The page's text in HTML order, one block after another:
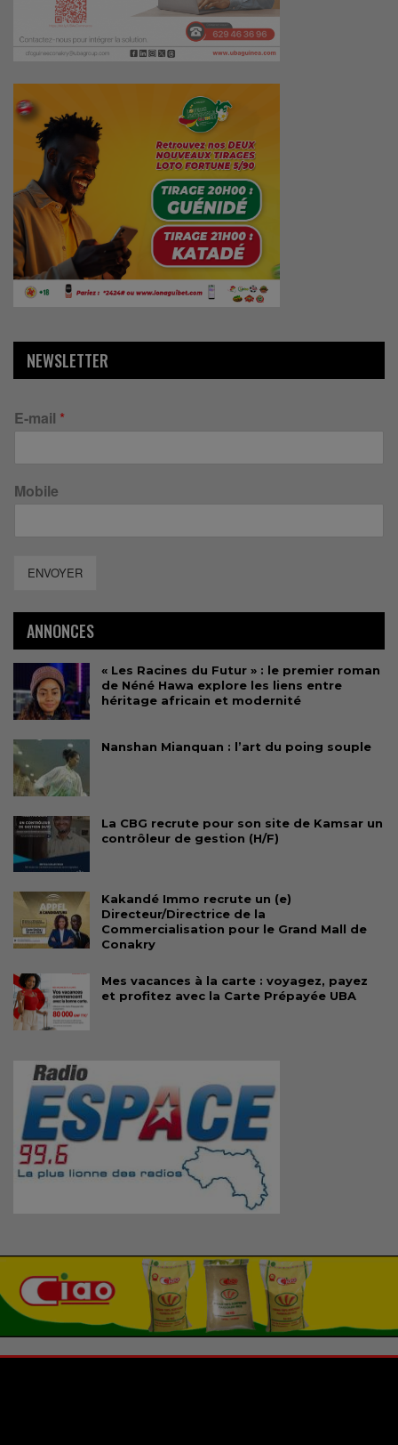
NEWSLETTER
E-mail *
Mobile
ENVOYER
ANNONCES
« Les Racines du Futur » : le premier roman
de Néné Hawa explore les liens entre
héritage africain et modernité
Nanshan Mianquan : l’art du poing souple
La CBG recrute pour son site de Kamsar un
contrôleur de gestion (H/F)
Kakandé Immo recrute un (e)
Directeur/Directrice de la
Commercialisation pour le Grand Mall de
Conakry
Mes vacances à la carte : voyagez, payez
et profitez avec la Carte Prépayée UBA